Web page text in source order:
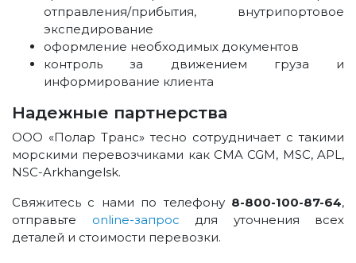
отправления/прибытия, внутрипортовое
экспедирование
оформление необходимых документов
контроль за движением груза и
информирование клиента
Надежные партнерства
ООО «Полар Транс» тесно сотрудничает с такими
морскими перевозчиками как CMA CGM, MSC, APL,
NSC-Arkhangelsk.
Свяжитесь с нами по телефону 8-800-100-87-64,
отправьте online-запрос для уточнения всех
деталей и стоимости перевозки.